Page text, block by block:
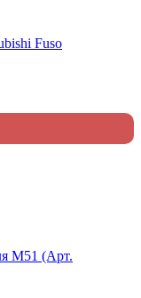
Fuso
M51 (Арт.